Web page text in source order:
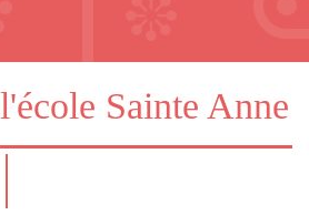
Sainte Anne